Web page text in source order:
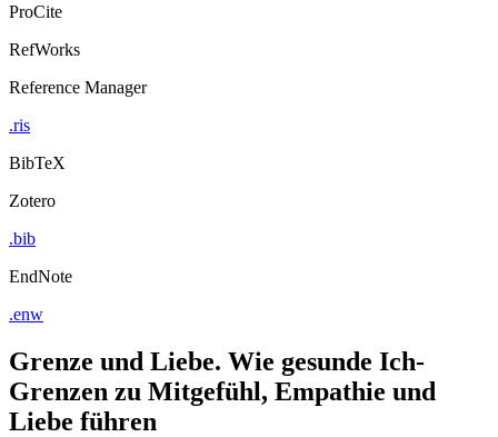
ProCite
RefWorks
Reference Manager
.ris
BibTeX
Zotero
.bib
EndNote
.enw
Grenze und Liebe. Wie gesunde Ich-
Grenzen zu Mitgefühl, Empathie und
Liebe führen